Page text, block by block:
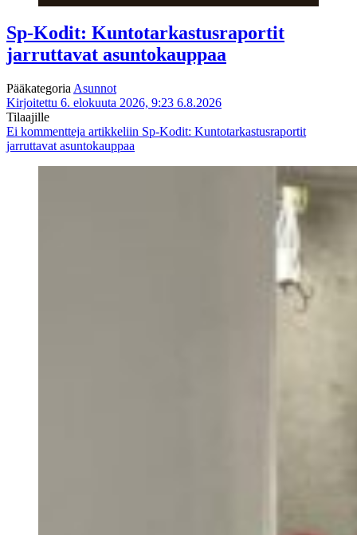
Sp-Kodit: Kuntotarkastusraportit
jarruttavat asuntokauppaa
Pääkategoria Asunnot
Kirjoitettu 6. elokuuta 2026, 9:23 6.8.2026
Tilaajille
Ei kommentteja artikkeliin Sp-Kodit: Kuntotarkastusraportit
jarruttavat asuntokauppaa